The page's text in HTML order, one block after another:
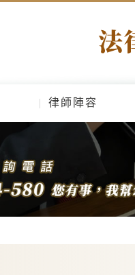
律師陣容